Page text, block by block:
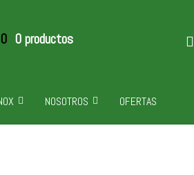
0 0 productos
NOSOTROS OFERTAS